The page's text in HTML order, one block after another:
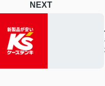
NEXT